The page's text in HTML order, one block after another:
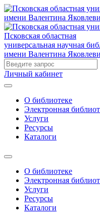
Псковская областная
универсальная научная
имени Валентина
Личный кабинет
О библиотеке
Электронная
Услуги
Ресурсы
Каталоги
О библиотеке
Электронная
Услуги
Ресурсы
Каталоги